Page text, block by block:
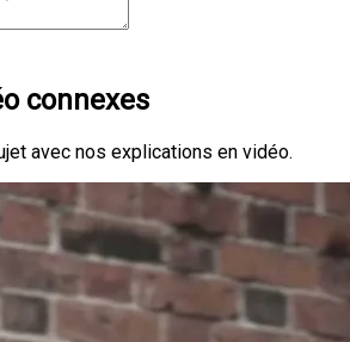
connexes
avec nos explications en vidéo.